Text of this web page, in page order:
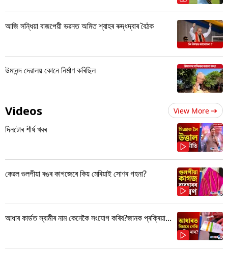
আজি সন্ধিয়া বাজপেয়ী ভৱনত অমিত শ্বাহৰ ৰুদ্ধদ্বাৰ বৈঠক
উমানন্দ দেৱালয় কোনে নিৰ্মাণ কৰিছিল
Videos View More
দিনটোৰ শীৰ্ষ খবৰ
কেৱল গুলপীয়া ৰঙৰ কাগজেৰে কিয় মেৰিয়াই সোণৰ গহনা?
আধাৰ কাৰ্ডত স্বামীৰ নাম কেনেকৈ সংযোগ কৰিব?জানক প্ৰক্ৰিয়া...